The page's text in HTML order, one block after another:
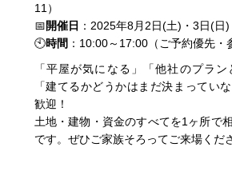
11）
📅開催日 ：2025年8月2日(土)・3日(日)
🕙時間：10:00～17:00（ご予約優先・
「平屋が気になる」「他社のプラン
「建てるかどうかはまだ決まってい
歓迎！
土地・建物・資金のすべてを1ヶ所で
です。ぜひご家族そろってご来場くだ